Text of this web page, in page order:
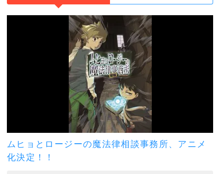
ムヒョとロージーの魔法律相談事務所、アニメ
化決定！！